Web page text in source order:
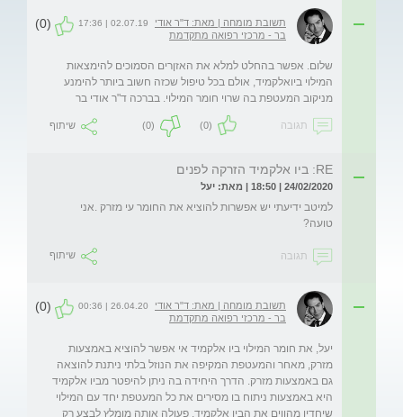
תשובת מומחה | מאת: ד"ר אודי
בר - מרכזי רפואה מתקדמת
02.07.19 | 17:36
(0)
שלום. אפשר בהחלט למלא את האזןרים הסמוכים להימצאות
המילוי ביואלקמיד, אולם בכל טיפול שכזה חשוב ביותר להימנע
מניקוב המעטפת בה שרוי חומר המילוי. בברכה ד"ר אודי בר
תגובה (0)
(0) שיתוף
RE: ביו אלקמיד הזרקה לפנים
24/02/2020 | 18:50 | מאת: יעל
למיטב ידיעתי יש אפשרות להוציא את החומר עי מזרק .אני
טועה?
תגובה שיתוף
תשובת מומחה | מאת: ד"ר אודי
בר - מרכזי רפואה מתקדמת
26.04.20 | 00:36
(0)
יעל, את חומר המילוי ביו אלקמיד אי אפשר להוציא באמצעות
מזרק, מאחר והמעטפת המקיפה את הנוזל בלתי ניתנת להוצאה
גם באמצעות מזרק. הדרך היחידה בה ניתן להיפטר מביו אלקמיד
היא באמצעות ניתוח בו מסירים את כל המעטפת יחד עם המילוי
שיחדיו מהווים את הביו אלקמיד. פעולה אותה מומלץ לבצע רק